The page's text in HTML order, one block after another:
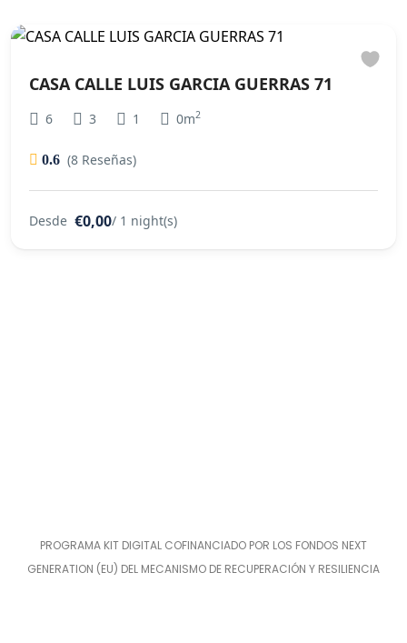
CASA CALLE LUIS GARCIA GUERRAS 71
6 3 1 0m2
0.6 (8 Reseñas)
Desde €0,00/ 1 night(s)
PROGRAMA KIT DIGITAL COFINANCIADO POR LOS FONDOS NEXT
GENERATION (EU) DEL MECANISMO DE RECUPERACIÓN Y RESILIENCIA